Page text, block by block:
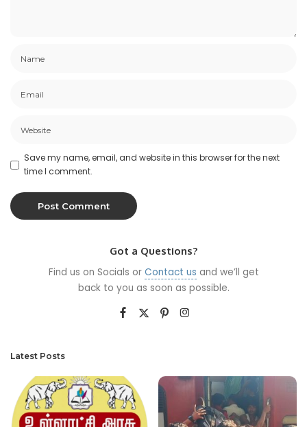
Save my name, email, and website in this browser for the next
time I comment.
Got a Questions?
Find us on Socials or Contact us and we’ll get
back to you as soon as possible.
Latest Posts